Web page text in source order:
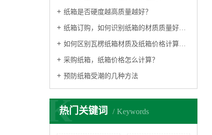
纸箱是否硬度越高质量越好？
纸箱订购，如何识别纸箱的材质质量好不好？
如何区别瓦楞纸箱材质及纸箱价格计算方式
采购纸箱，纸箱价格怎么计算？
预防纸箱受潮的几种方法
热门关键词 Keywords
K